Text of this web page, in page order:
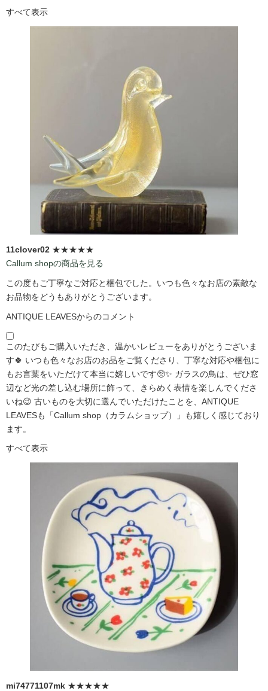
すべて表示
11clover02 ★★★★★
Callum shopの商品を見る
この度もご丁寧なご対応と梱包でした。いつも色々なお店の素敵な
お品物をどうもありがとうございます。
ANTIQUE LEAVESからのコメント
このたびもご購入いただき、温かいレビューをありがとうございま
す🍀 いつも色々なお店のお品をご覧くださり、丁寧な対応や梱包に
もお言葉をいただけて本当に嬉しいです🥺✨ ガラスの鳥は、ぜひ窓
辺など光の差し込む場所に飾って、きらめく表情を楽しんでくださ
いね😉 古いものを大切に選んでいただけたことを、ANTIQUE
LEAVESも「Callum shop（カラムショップ）」も嬉しく感じており
ます。
すべて表示
mi74771107mk ★★★★★